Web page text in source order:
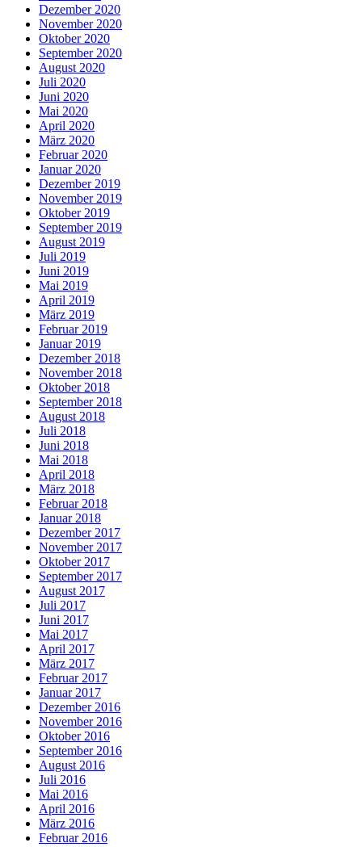
Dezember 2020
November 2020
Oktober 2020
September 2020
August 2020
Juli 2020
Juni 2020
Mai 2020
April 2020
März 2020
Februar 2020
Januar 2020
Dezember 2019
November 2019
Oktober 2019
September 2019
August 2019
Juli 2019
Juni 2019
Mai 2019
April 2019
März 2019
Februar 2019
Januar 2019
Dezember 2018
November 2018
Oktober 2018
September 2018
August 2018
Juli 2018
Juni 2018
Mai 2018
April 2018
März 2018
Februar 2018
Januar 2018
Dezember 2017
November 2017
Oktober 2017
September 2017
August 2017
Juli 2017
Juni 2017
Mai 2017
April 2017
März 2017
Februar 2017
Januar 2017
Dezember 2016
November 2016
Oktober 2016
September 2016
August 2016
Juli 2016
Mai 2016
April 2016
März 2016
Februar 2016